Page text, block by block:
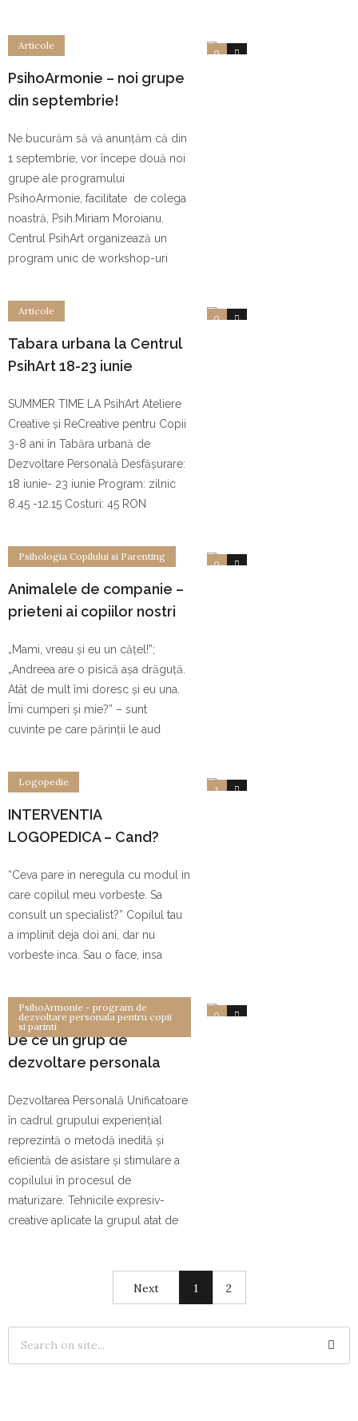
0 0
Articole
PsihoArmonie – noi grupe
din septembrie!
Ne bucurăm să vă anunțăm că din
1 septembrie, vor începe două noi
grupe ale programului
PsihoArmonie, facilitate de colega
noastră, Psih.Miriam Moroianu.
Centrul PsihArt organizează un
program unic de workshop-uri
0 1
Articole
Tabara urbana la Centrul
PsihArt 18-23 iunie
SUMMER TIME LA PsihArt Ateliere
Creative și ReCreative pentru Copii
3-8 ani în Tabăra urbană de
Dezvoltare Personală Desfășurare:
18 iunie- 23 iunie Program: zilnic
8.45 -12.15 Costuri: 45 RON
0 2
Psihologia Copilului si Parenting
Animalele de companie –
prieteni ai copiilor nostri
„Mami, vreau și eu un cățel!”;
„Andreea are o pisică așa drăguță.
Atât de mult îmi doresc și eu una.
Îmi cumperi și mie?” – sunt
cuvinte pe care părinții le aud
1 0
Logopedie
INTERVENTIA
LOGOPEDICA – Cand?
“Ceva pare in neregula cu modul in
care copilul meu vorbeste. Sa
consult un specialist?” Copilul tau
a implinit deja doi ani, dar nu
vorbeste inca. Sau o face, insa
0 0
PsihoArmonie - program de
dezvoltare personala pentru copii
si parinti
De ce un grup de
dezvoltare personala
Dezvoltarea Personală Unificatoare
în cadrul grupului experienţial
reprezintă o metodă inedită şi
eficientă de asistare şi stimulare a
copilului în procesul de
maturizare. Tehnicile expresiv-
creative aplicate la grupul atat de
Next 1 2